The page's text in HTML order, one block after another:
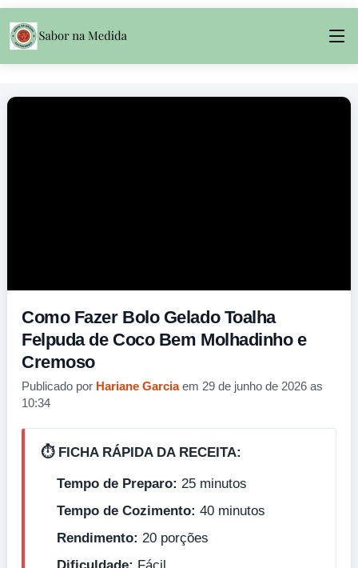
Como Fazer Bolo Gelado Toalha
Felpuda de Coco Bem Molhadinho e
Cremoso
Publicado por Hariane Garciaem 29 de junho de 2026 as
10:34
⏱️ FICHA RÁPIDA DA RECEITA:
Tempo de Preparo: 25 minutos
Tempo de Cozimento: 40 minutos
Rendimento: 20 porções